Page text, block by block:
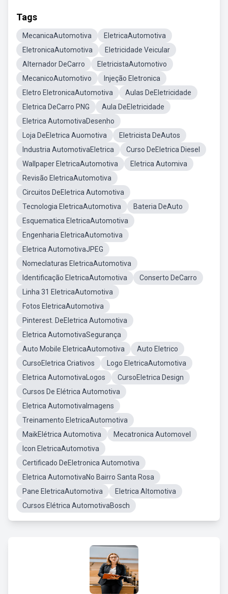
Tags
MecanicaAutomotiva
EletricaAutomotiva
EletronicaAutomotiva
Eletricidade Veicular
Alternador DeCarro
EletricistaAutomotivo
MecanicoAutomotivo
Injeção Eletronica
Eletro EletronicaAutomotiva
Aulas DeEletricidade
Eletrica DeCarro PNG
Aula DeEletricidade
Eletrica AutomotivaDesenho
Loja DeEletrica Auomotiva
Eletricista DeAutos
Industria AutomotivaEletrica
Curso DeEletrica Diesel
Wallpaper EletricaAutomotiva
Eletrica Automiva
Revisão EletricaAutomotiva
Circuitos DeEletrica Automotiva
Tecnologia EletricaAutomotiva
Bateria DeAuto
Esquematica EletricaAutomotiva
Engenharia EletricaAutomotiva
Eletrica AutomotivaJPEG
Nomeclaturas EletricaAutomotiva
Identificação EletricaAutomotiva
Conserto DeCarro
Linha 31 EletricaAutomotiva
Fotos EletricaAutomotiva
Pinterest. DeEletrica Automotiva
Eletrica AutomotivaSegurança
Auto Mobile EletricaAutomotiva
Auto Eletrico
CursoEletrica Criativos
Logo EletricaAutomotiva
Eletrica AutomotivaLogos
CursoEletrica Design
Cursos De Elétrica Automotiva
Eletrica AutomotivaImagens
Treinamento EletricaAutomotiva
MaikElétrica Automotiva
Mecatronica Automovel
Icon EletricaAutomotiva
Certificado DeEletronica Automotiva
Eletrica AutomotivaNo Bairro Santa Rosa
Pane EletricaAutomotiva
Eletrica Altomotiva
Cursos Elétrica AutomotivaBosch